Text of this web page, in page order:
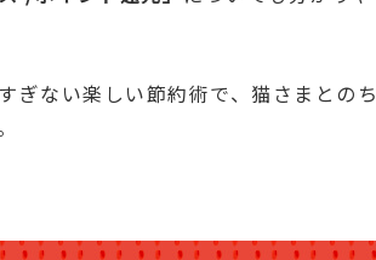
ぎない楽しい節約術で、猫さまとの